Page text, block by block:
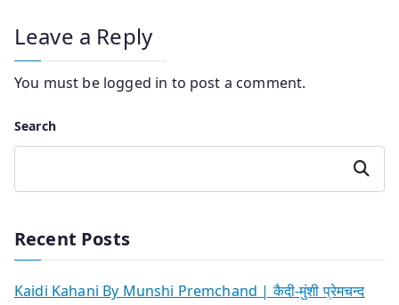
Leave a Reply
You must be logged in to post a comment.
Search
Search
Recent Posts
Kaidi Kahani By Munshi Premchand | कैदी-मुंशी प्रेमचन्द